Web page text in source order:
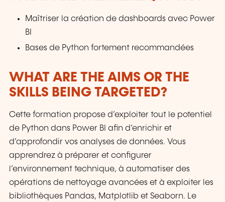
Maîtriser la création de dashboards avec Power
BI
Bases de Python fortement recommandées
WHAT ARE THE AIMS OR THE
SKILLS BEING TARGETED?
Cette formation propose d’exploiter tout le potentiel
de Python dans Power BI afin d’enrichir et
d’approfondir vos analyses de données. Vous
apprendrez à préparer et configurer
l’environnement technique, à automatiser des
opérations de nettoyage avancées et à exploiter les
bibliothèques Pandas, Matplotlib et Seaborn. Le